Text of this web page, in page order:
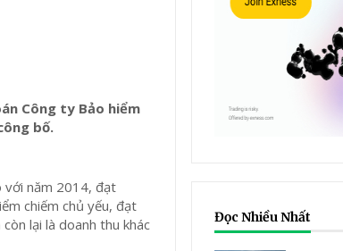
Công ty Bảo hiểm
bố.
với năm 2014, đạt
chiếm chủ yếu, đạt
lại là doanh thu khác
Đọc Nhiều Nhất